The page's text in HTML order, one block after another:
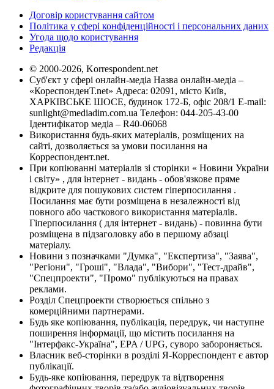
Договір користування сайтом
Політика у сфері конфіденційності і персональних даних
Угода щодо користування
Редакція
© 2000-2026, Korrespondent.net
Суб'єкт у сфері онлайн-медіа Назва онлайн-медіа –
«КореспонденТ.net» Адреса: 02091, місто Київ,
ХАРКІВСЬКЕ ШОСЕ, будинок 172-Б, офіс 208/1 E-mail:
sunlight@mediadim.com.ua Телефон: 044-205-43-00
Ідентифікатор медіа – R40-06068
Використання будь-яких матеріалів, розміщених на
сайті, дозволяється за умови посилання на
Корреспондент.net.
При копіюванні матеріалів зі сторінки « Новини України
і світу» , для інтернет - видань - обов'язкове пряме
відкрите для пошукових систем гіперпосилання .
Посилання має бути розміщена в незалежності від
повного або часткового використання матеріалів.
Гіперпосилання ( для інтернет - видань) - повинна бути
розміщена в підзаголовку або в першому абзаці
матеріалу.
Новини з позначками "Думка", "Експертиза", "Заява",
"Регіони", "Гроші", "Влада", "Вибори", "Тест-драйв",
"Спецпроекти", "Промо" публікуються на правах
реклами.
Розділ Спецпроекти створюється спільно з
комерційними партнерами.
Будь яке копіювання, публікація, передрук, чи наступне
поширення інформації, що містить посилання на
"Інтерфакс-Україна", EPA / UPG, суворо забороняється.
Власник веб-сторінки в розділі Я-Корреспондент є автор
публікації.
Будь-яке копіювання, передрук та відтворення